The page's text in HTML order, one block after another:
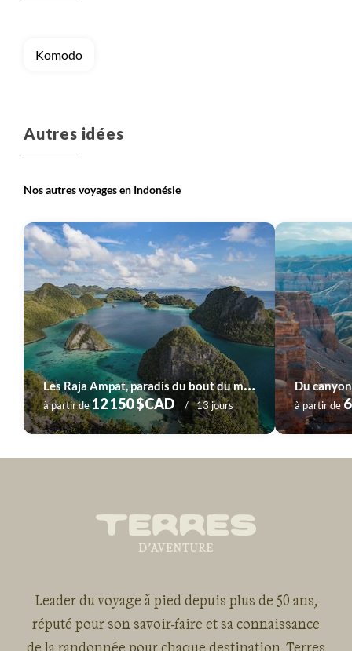
Komodo
Autres idées
Nos autres voyages en Indonésie
L
es Raja Ampat, paradis du bout du monde
à partir de12 150 $CAD 13 jours à partir de
Leader du voyage à pied depuis plus de 50 ans,
réputé pour son savoir-faire et sa connaissance
de la randonnée pour chaque destination, Terres